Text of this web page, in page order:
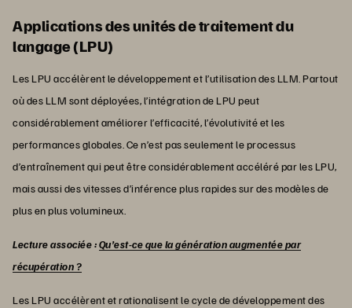
Applications des unités de traitement du
langage (LPU)
Les LPU accélèrent le développement et l’utilisation des LLM. Partout
où des LLM sont déployées, l’intégration de LPU peut
considérablement améliorer l’efficacité, l’évolutivité et les
performances globales. Ce n’est pas seulement le processus
d’entraînement qui peut être considérablement accéléré par les LPU,
mais aussi des vitesses d’inférence plus rapides sur des modèles de
plus en plus volumineux.
Lecture associée :Qu’est-ce que la génération augmentée par
récupération ?
Les LPU accélèrent et rationalisent le cycle de développement des